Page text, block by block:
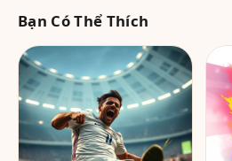
Bạn Có Thể Thích